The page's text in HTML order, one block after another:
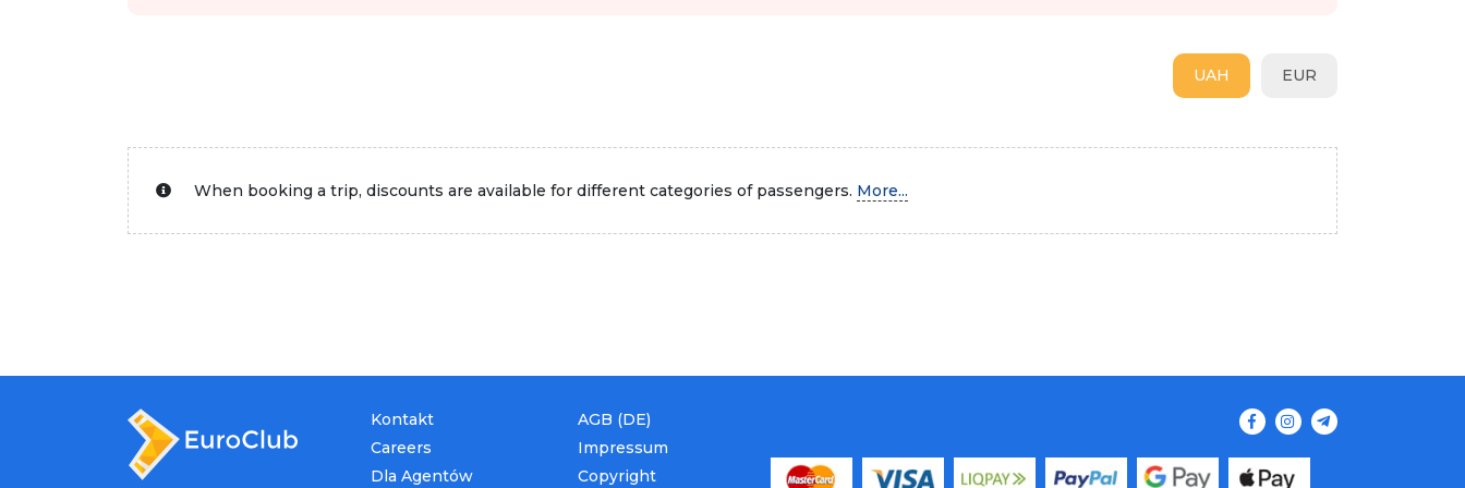
EUR
UAH
When booking a trip, discounts are available for different categories of passengers. More...
Kontakt
Careers
Dla Agentów
AGB (DE)
Impressum
Copyright